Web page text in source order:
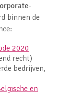
binnen de
2020
recht)
bedrijven,
en